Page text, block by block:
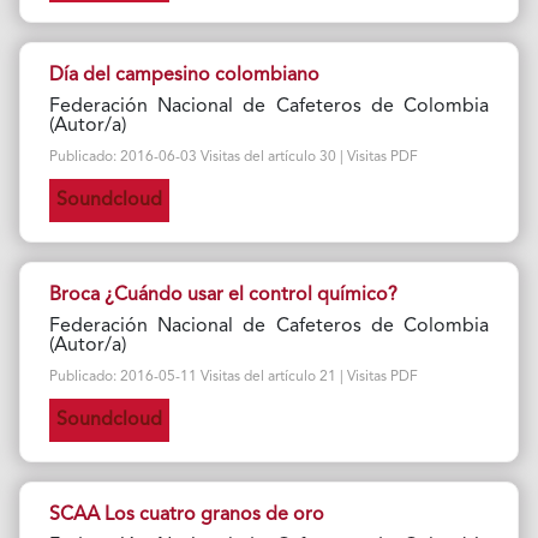
Día del campesino colombiano
Federación Nacional de Cafeteros de Colombia
(Autor/a)
Publicado: 2016-06-03 Visitas del artículo 30 | Visitas PDF
Soundcloud
Broca ¿Cuándo usar el control químico?
Federación Nacional de Cafeteros de Colombia
(Autor/a)
Publicado: 2016-05-11 Visitas del artículo 21 | Visitas PDF
Soundcloud
SCAA Los cuatro granos de oro